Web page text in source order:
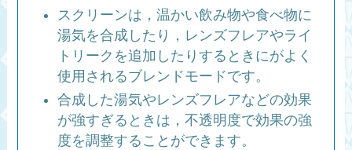
スクリーンは，温かい飲み物や食べ物に
湯気を合成したり，レンズフレアやライ
トリークを追加したりするときにがよく
使用されるブレンドモードです。
合成した湯気やレンズフレアなどの効果
が強すぎるときは，不透明度で効果の強
度を調整することができます。